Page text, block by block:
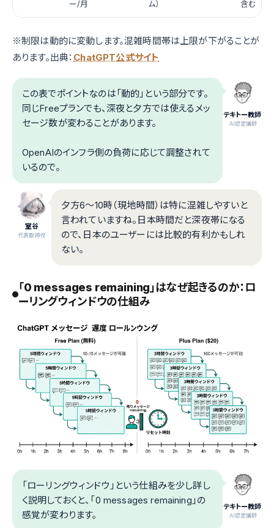
ー/月
ム）
含む
※制限は動的に変動します。混雑時間帯は上限が下がることが
あります。出典： ChatGPT公式サイト
テキトー教師
.AI認定講師
この表でポイントなのは「動的」という部分です。
同じFreeプランでも、深夜と夕方では使えるメッ
セージ数が変わることがあります。
OpenAIのインフラ側の負荷に応じて調整されて
いるので。
室谷
代表取締役
夕方6〜10時（現地時間）は特に混雑しやすいと
言われていますね。日本時間だと深夜帯になる
ので、日本のユーザーには比較的有利かもしれ
ない。
「0 messages remaining」はなぜ起きるのか：ロ
ーリングウィンドウの仕組み
テキトー教師
.AI認定講師
「ローリングウィンドウ」という仕組みを少し詳し
く説明しておくと、「0 messages remaining」の
感覚が変わります。